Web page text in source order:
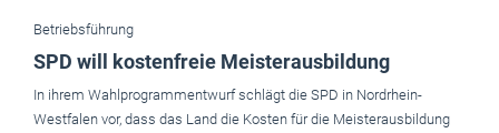
Betriebsführung
SPD will kostenfreie Meisterausbildung
In ihrem Wahlprogrammentwurf schlägt die SPD in Nordrhein-
Westfalen vor, dass das Land die Kosten für die Meisterausbildung